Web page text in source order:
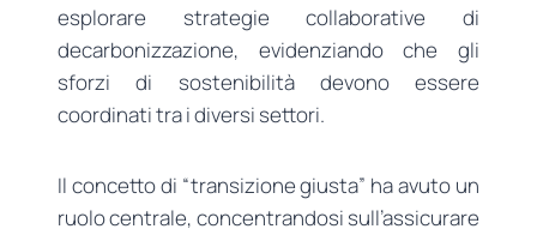
esplorare strategie collaborative di
decarbonizzazione, evidenziando che gli
sforzi di sostenibilità devono essere
coordinati tra i diversi settori.
Il concetto di “transizione giusta” ha avuto un
ruolo centrale, concentrandosi sull’assicurare